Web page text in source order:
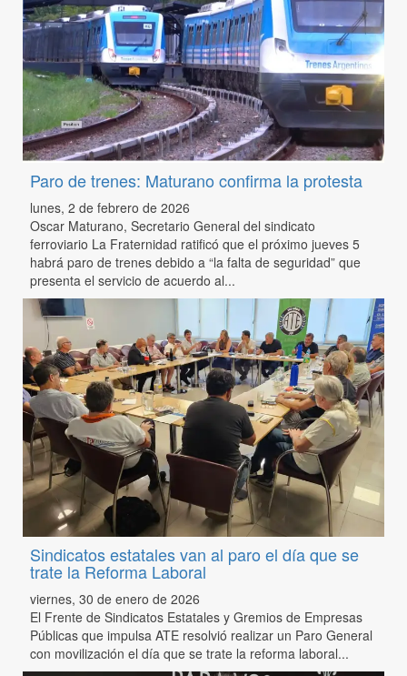
Paro de trenes: Maturano confirma la protesta
lunes, 2 de febrero de 2026
Oscar Maturano, Secretario General del sindicato
ferroviario La Fraternidad ratificó que el próximo jueves 5
habrá paro de trenes debido a “la falta de seguridad” que
presenta el servicio de acuerdo al...
Sindicatos estatales van al paro el día que se
trate la Reforma Laboral
viernes, 30 de enero de 2026
El Frente de Sindicatos Estatales y Gremios de Empresas
Públicas que impulsa ATE resolvió realizar un Paro General
con movilización el día que se trate la reforma laboral...